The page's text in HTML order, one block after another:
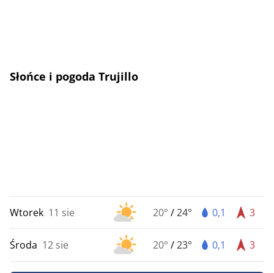
Słońce i pogoda Trujillo
Wtorek 11 sie 20° /24° 0,1 3
Środa 12 sie 20° /23° 0,1 3